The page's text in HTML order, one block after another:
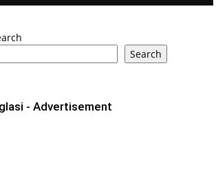
Search
- Advertisement